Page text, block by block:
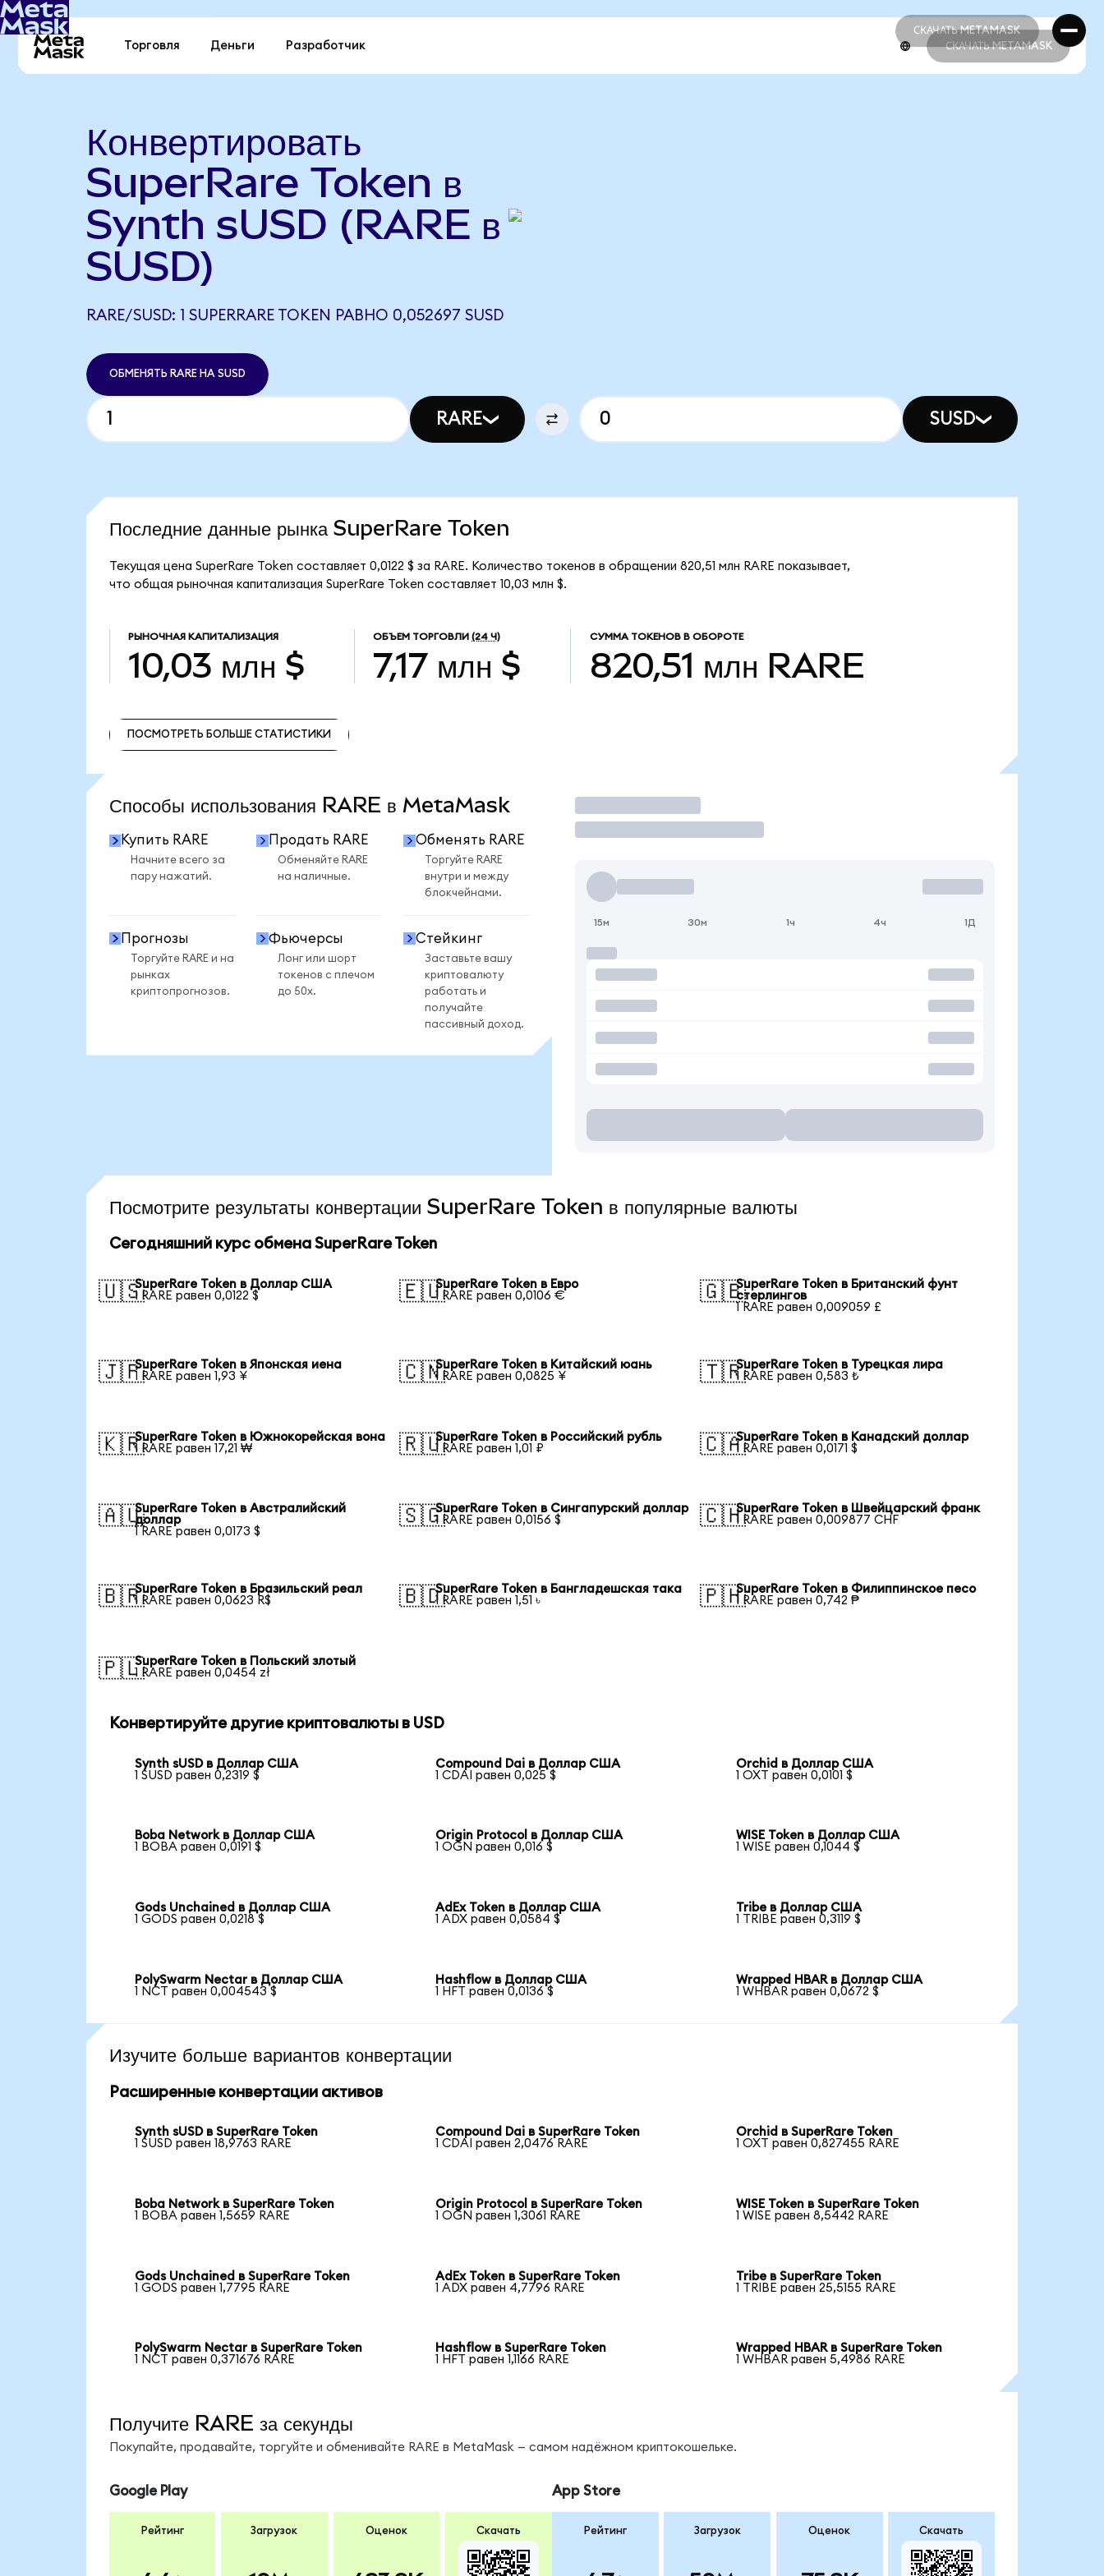
СКАЧАТЬ METAMASK
СКАЧАТЬ METAMASK
Торговля Деньги Разработчик СКАЧАТЬ METAMASK
Конвертировать
SuperRare Token в
Synth sUSD (RARE в
SUSD)
RARE/SUSD: 1 SUPERRARE TOKEN РАВНО 0,052697 SUSD
ОБМЕНЯТЬ RARE НА SUSD
RARE SUSD
Последние данные рынка SuperRare Token
Текущая цена SuperRare Token составляет 0,0122 $ за RARE. Количество токенов в обращении 820,51 млн RARE показывает,
что общая рыночная капитализация SuperRare Token составляет 10,03 млн $.
РЫНОЧНАЯ КАПИТАЛИЗАЦИЯ
10,03 млн $
ОБЪЕМ ТОРГОВЛИ (24 Ч)
7,17 млн $
СУММА ТОКЕНОВ В ОБОРОТЕ
820,51 млн RARE
ПОСМОТРЕТЬ БОЛЬШЕ СТАТИСТИКИ
Способы использования RARE в MetaMask
Купить RARE
Начните всего за
пару нажатий.
Продать RARE
Обменяйте RARE
на наличные.
Обменять RARE
Торгуйте RARE
внутри и между
блокчейнами.
Прогнозы
Торгуйте RARE и на
рынках
криптопрогнозов.
Фьючерсы
Лонг или шорт
токенов с плечом
до 50x.
Стейкинг
Заставьте вашу
криптовалюту
работать и
получайте
пассивный доход.
Торговать
15м 30м 1ч 4ч 1Д
Посмотрите результаты конвертации SuperRare Token в популярные валюты
Сегодняшний курс обмена SuperRare Token
🇺🇸SuperRare Token в Доллар США
1 RARE равен 0,0122 $
🇪🇺SuperRare Token в Евро
1 RARE равен 0,0106 €
🇬🇧SuperRare Token в Британский фунт
стерлингов
1 RARE равен 0,009059 £
🇯🇵SuperRare Token в Японская иена
1 RARE равен 1,93 ¥
🇨🇳SuperRare Token в Китайский юань
1 RARE равен 0,0825 ¥
🇹🇷SuperRare Token в Турецкая лира
1 RARE равен 0,583 ₺
🇰🇷SuperRare Token в Южнокорейская вона
1 RARE равен 17,21 ₩
🇷🇺SuperRare Token в Российский рубль
1 RARE равен 1,01 ₽
🇨🇦SuperRare Token в Канадский доллар
1 RARE равен 0,0171 $
🇦🇺SuperRare Token в Австралийский
доллар
1 RARE равен 0,0173 $
🇸🇬SuperRare Token в Сингапурский доллар
1 RARE равен 0,0156 $
🇨🇭SuperRare Token в Швейцарский франк
1 RARE равен 0,009877 CHF
🇧🇷SuperRare Token в Бразильский реал
1 RARE равен 0,0623 R$
🇧🇩SuperRare Token в Бангладешская така
1 RARE равен 1,51 ৳
🇵🇭SuperRare Token в Филиппинское песо
1 RARE равен 0,742 ₱
🇵🇱SuperRare Token в Польский злотый
1 RARE равен 0,0454 zł
Конвертируйте другие криптовалюты в USD
Synth sUSD в Доллар США
1 SUSD равен 0,2319 $
Compound Dai в Доллар США
1 CDAI равен 0,025 $
Orchid в Доллар США
1 OXT равен 0,0101 $
Boba Network в Доллар США
1 BOBA равен 0,0191 $
Origin Protocol в Доллар США
1 OGN равен 0,016 $
WISE Token в Доллар США
1 WISE равен 0,1044 $
Gods Unchained в Доллар США
1 GODS равен 0,0218 $
AdEx Token в Доллар США
1 ADX равен 0,0584 $
Tribe в Доллар США
1 TRIBE равен 0,3119 $
PolySwarm Nectar в Доллар США
1 NCT равен 0,004543 $
Hashflow в Доллар США
1 HFT равен 0,0136 $
Wrapped HBAR в Доллар США
1 WHBAR равен 0,0672 $
Изучите больше вариантов конвертации
Расширенные конвертации активов
Synth sUSD в SuperRare Token
1 SUSD равен 18,9763 RARE
Compound Dai в SuperRare Token
1 CDAI равен 2,0476 RARE
Orchid в SuperRare Token
1 OXT равен 0,827455 RARE
Boba Network в SuperRare Token
1 BOBA равен 1,5659 RARE
Origin Protocol в SuperRare Token
1 OGN равен 1,3061 RARE
WISE Token в SuperRare Token
1 WISE равен 8,5442 RARE
Gods Unchained в SuperRare Token
1 GODS равен 1,7795 RARE
AdEx Token в SuperRare Token
1 ADX равен 4,7796 RARE
Tribe в SuperRare Token
1 TRIBE равен 25,5155 RARE
PolySwarm Nectar в SuperRare Token
1 NCT равен 0,371676 RARE
Hashflow в SuperRare Token
1 HFT равен 1,1166 RARE
Wrapped HBAR в SuperRare Token
1 WHBAR равен 5,4986 RARE
Получите RARE за секунды
Покупайте, продавайте, торгуйте и обменивайте RARE в MetaMask — самом надёжном криптокошельке.
Google Play
Рейтинг Загрузок Оценок Скачать
App Store
Рейтинг Загрузок Оценок Скачать